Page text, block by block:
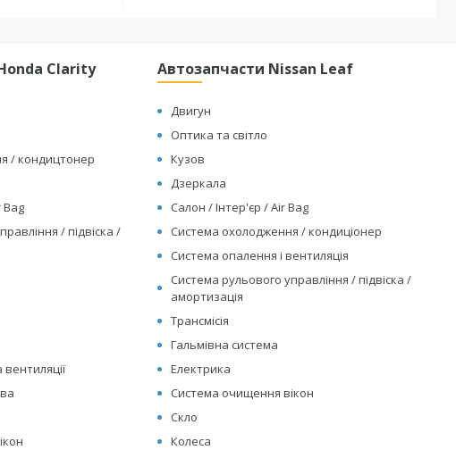
Clarity
/ кондицтонер
Bag
/ підвіска /
Автозапчасти Nissan Leaf
Двигун
Оптика та світло
Кузов
Дзеркала
Салон / Інтер'єр / Air Bag
Система охолодження / кондиціонер
Система опалення і вентиляція
Система рульового управління / підвіска /
амортизація
Трансмісія
Гальмівна система
Електрика
Система очищення вікон
Скло
Колеса